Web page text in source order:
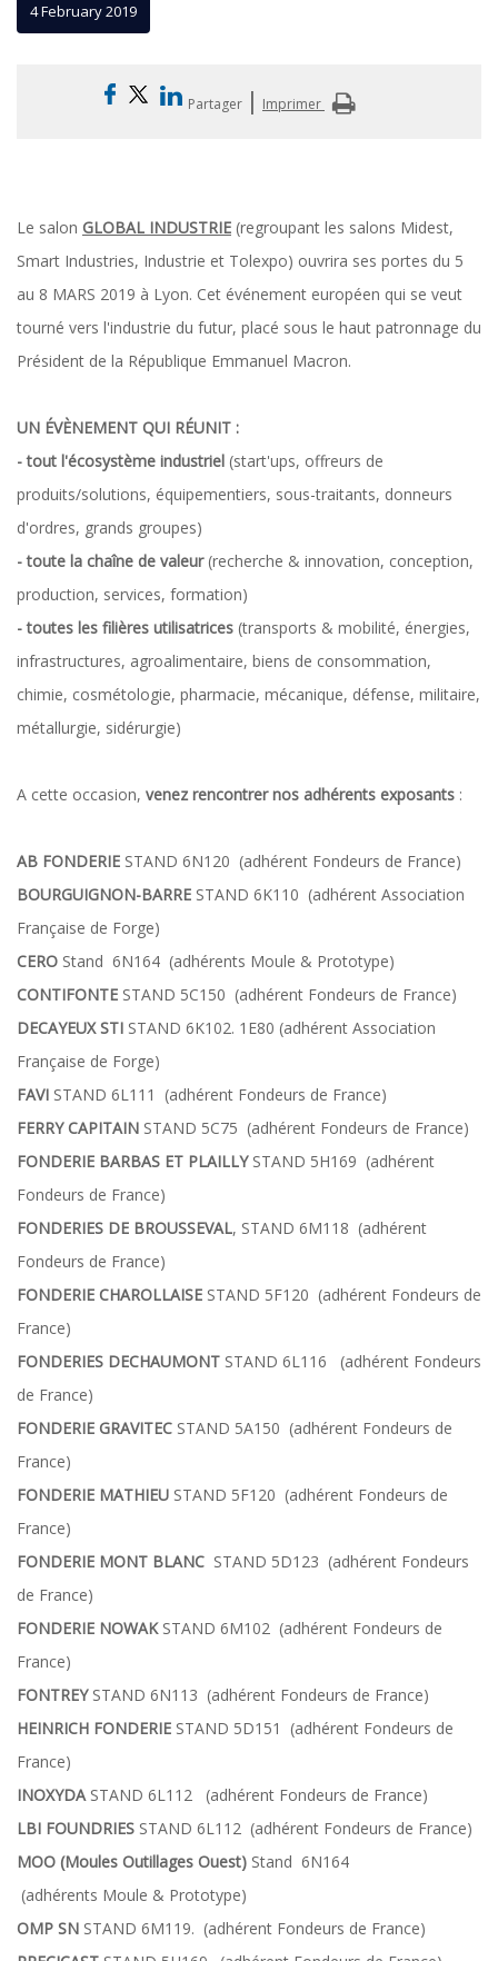
4 February 2019
Partager | Imprimer
Le salon GLOBAL INDUSTRIE (regroupant les salons Midest,
Smart Industries, Industrie et Tolexpo) ouvrira ses portes du 5
au 8 MARS 2019 à Lyon. Cet événement européen qui se veut
tourné vers l'industrie du futur, placé sous le haut patronnage du
Président de la République Emmanuel Macron.
UN ÉVÈNEMENT QUI RÉUNIT :
- tout l'écosystème industriel (start'ups, offreurs de
produits/solutions, équipementiers, sous-traitants, donneurs
d'ordres, grands groupes)
- toute la chaîne de valeur(recherche & innovation, conception,
production, services, formation)
- toutes les filières utilisatrices (transports & mobilité, énergies,
infrastructures, agroalimentaire, biens de consommation,
chimie, cosmétologie, pharmacie, mécanique, défense, militaire,
métallurgie, sidérurgie)
A cette occasion, venez rencontrer nos adhérents exposants :
AB FONDERIE STAND 6N120 (adhérent Fondeurs de France)
BOURGUIGNON-BARRE STAND 6K110 (adhérent Association
Française de Forge)
CERO Stand 6N164 (adhérents Moule & Prototype)
CONTIFONTE STAND 5C150 (adhérent Fondeurs de France)
DECAYEUX STI STAND 6K102. 1E80 (adhérent Association
Française de Forge)
FAVI STAND 6L111 (adhérent Fondeurs de France)
FERRY CAPITAIN STAND 5C75 (adhérent Fondeurs de France)
FONDERIE BARBAS ET PLAILLYSTAND 5H169 (adhérent
Fondeurs de France)
FONDERIES DE BROUSSEVAL, STAND 6M118 (adhérent
Fondeurs de France)
FONDERIE CHAROLLAISE STAND 5F120 (adhérent Fondeurs de
France)
FONDERIES DECHAUMONT STAND 6L116 (adhérent Fondeurs
de France)
FONDERIE GRAVITEC STAND 5A150 (adhérent Fondeurs de
France)
FONDERIE MATHIEU STAND 5F120 (adhérent Fondeurs de
France)
FONDERIE MONT BLANC STAND 5D123 (adhérent Fondeurs
de France)
FONDERIE NOWAKSTAND 6M102 (adhérent Fondeurs de
France)
FONTREY STAND 6N113 (adhérent Fondeurs de France)
HEINRICH FONDERIE STAND 5D151 (adhérent Fondeurs de
France)
INOXYDA STAND 6L112 (adhérent Fondeurs de France)
LBI FOUNDRIES STAND 6L112 (adhérent Fondeurs de France)
MOO (Moules Outillages Ouest) Stand 6N164
(adhérents Moule & Prototype)
OMP SN STAND 6M119. (adhérent Fondeurs de France)